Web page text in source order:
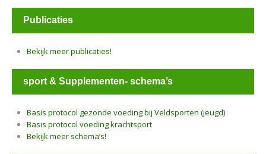
Publicaties
Bekijk meer publicaties!
sport & Supplementen- schema’s
Basis protocol gezonde voeding bij Veldsporten (jeugd)
Basis protocol voeding krachtsport
Bekijk meer schema’s!